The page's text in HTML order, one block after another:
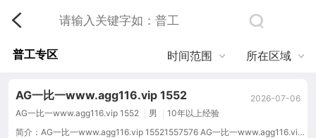
普工专区 所在区域
时间范围
AG一比一www.agg116.vip 1552
AG一比一www.agg116.vip 1552 男 10年以上经验
2026-07-06
简介：AG一比一www.agg116.vip 15521557576 AG一比一www.agg116.vip 15521557576 AG一比一www.agg116.vip 15521557576 A